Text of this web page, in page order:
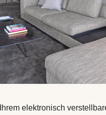
elektronisch